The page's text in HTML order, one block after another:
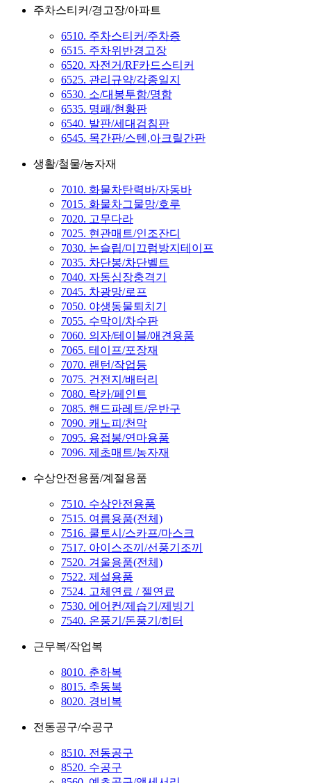
주차스티커/경고장/아파트
6510. 주차스티커/주차증
6515. 주차위반경고장
6520. 자전거/RF카드스티커
6525. 관리규약/각종일지
6530. 소/대봉투함/명함
6535. 명패/현황판
6540. 발판/세대검침판
6545. 목간판/스텐,아크릴간판
생활/철물/농자재
7010. 화물차탄력바/자동바
7015. 화물차그물망/호루
7020. 고무다라
7025. 현관매트/인조잔디
7030. 논슬립/미끄럼방지테이프
7035. 차단봉/차단벨트
7040. 자동심장충격기
7045. 차광망/로프
7050. 야생동물퇴치기
7055. 수막이/차수판
7060. 의자/테이블/애견용품
7065. 테이프/포장재
7070. 랜턴/작업등
7075. 건전지/배터리
7080. 락카/페인트
7085. 핸드파레트/운반구
7090. 캐노피/천막
7095. 용접봉/연마용품
7096. 제초매트/농자재
수상안전용품/계절용품
7510. 수상안전용품
7515. 여름용품(전체)
7516. 쿨토시/스카프/마스크
7517. 아이스조끼/선풍기조끼
7520. 겨울용품(전체)
7522. 제설용품
7524. 고체연료 / 젤연료
7530. 에어컨/제습기/제빙기
7540. 온풍기/돈풍기/히터
근무복/작업복
8010. 춘하복
8015. 추동복
8020. 경비복
전동공구/수공구
8510. 전동공구
8520. 수공구